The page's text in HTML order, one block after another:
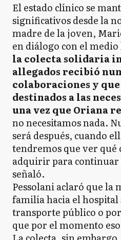
El estado clínico se
significativos desde la
madre de la joven,
en diálogo con el
la colecta solidaria
allegados recibió
colaboraciones y
destinados a las
una vez que Oriana
no necesitamos nada.
será después, cuando
tendremos que ver qué
adquirir para continuar
señaló.
Pessolani aclaró que
familia hacia el hospital
transporte público o
que por el momento